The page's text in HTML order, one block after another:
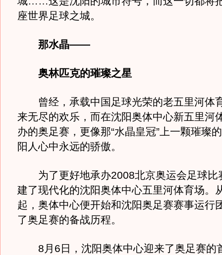
座世界足球之城。
那水晶——
奥林匹克的璀璨之星
曾经，承载中国足球光荣的老五里河体
来无尽的欢乐，而在沈阳奥体中心新五里河
办的奥足赛，更像那“水晶皇冠”上一颗璀璨
阳人心中永远的骄傲。
为了更好地承办2008北京奥运会足球比
建了现代化的沈阳奥体中心五里河体育场。
起，奥体中心便开始和沈阳奥足赛赛事运行
了奥足赛的备战历程。
8月6日，沈阳奥体中心迎来了奥足赛的